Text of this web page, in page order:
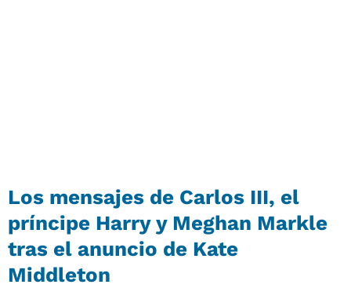
Los mensajes de Carlos III, el
príncipe Harry y Meghan Markle
tras el anuncio de Kate
Middleton